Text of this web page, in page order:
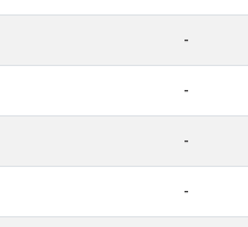
-
-
-
-